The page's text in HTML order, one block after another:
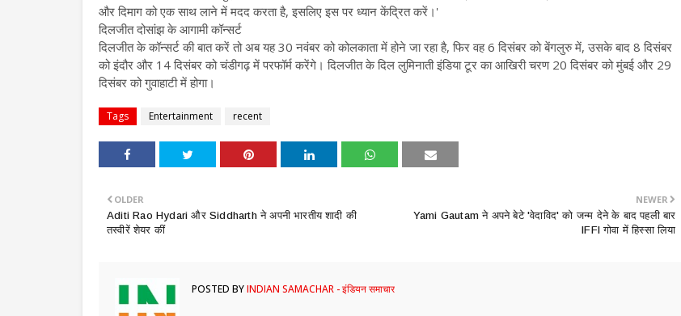
और दिमाग को एक साथ लाने में मदद करता है, इसलिए इस पर ध्यान केंद्रित करें।'
दिलजीत दोसांझ के आगामी कॉन्सर्ट
दिलजीत के कॉन्सर्ट की बात करें तो अब यह 30 नवंबर को कोलकाता में होने जा रहा है, फिर वह 6 दिसंबर को बेंगलुरु में, उसके बाद 8 दिसंबर
को इंदौर और 14 दिसंबर को चंडीगढ़ में परफॉर्म करेंगे। दिलजीत के दिल लुमिनाती इंडिया टूर का आखिरी चरण 20 दिसंबर को मुंबई और 29
दिसंबर को गुवाहाटी में होगा।
Tags Entertainment recent
NEWER
Yami Gautam ने अपने बेटे 'वेदाविद' को जन्म देने के बाद पहली बार
IFFI गोवा में हिस्सा लिया
OLDER
Aditi Rao Hydari और Siddharth ने अपनी भारतीय शादी की
तस्वीरें शेयर कीं
POSTED BYINDIAN SAMACHAR - इंडियन समाचार